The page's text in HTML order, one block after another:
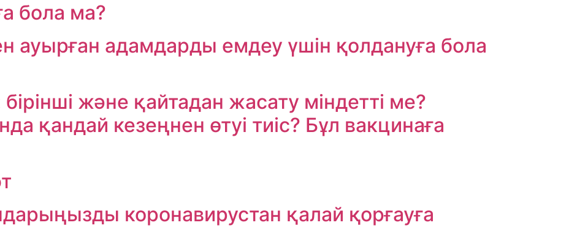
бола ма?
ауырған адамдарды емдеу үшін қолдануға бола
бірінші және қайтадан жасату міндетті ме?
қандай кезеңнен өтуі тиіс? Бұл вакцинаға
коронавирустан қалай қорғауға